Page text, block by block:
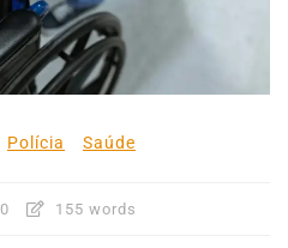
Polícia Saúde
0 155 words